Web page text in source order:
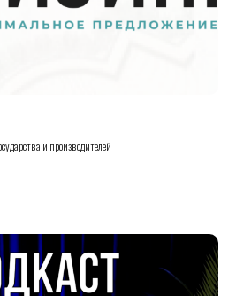
и производителей